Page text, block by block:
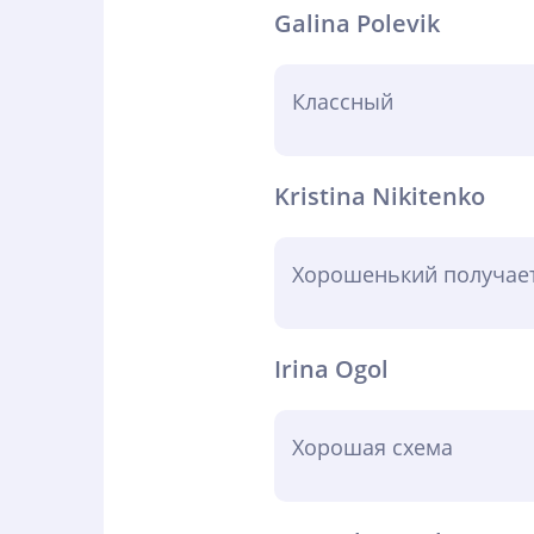
Galina Polevik
Классный
Kristina Nikitenko
Хорошенький
Irina Ogol
Хорошая схема